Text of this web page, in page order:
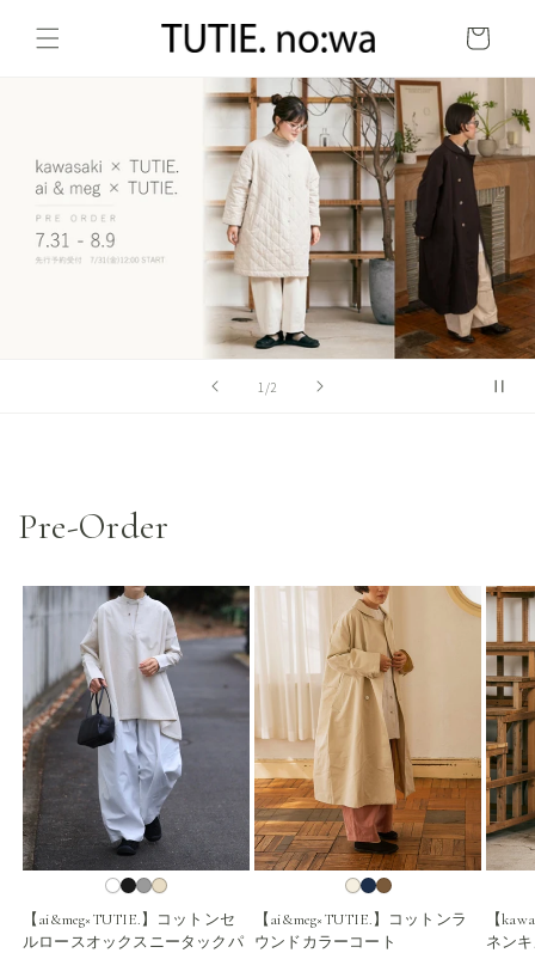
ンツに
進む
ー
1 /の2
Pre-Order
【ai&meg×TUTIE.】コットンセ
ルロースオックスニータックパ
【ai&meg×TUTIE.】コットンラ
ウンドカラーコート
【
ネン